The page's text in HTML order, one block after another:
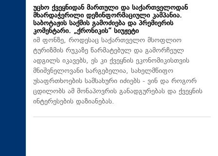
უცხო ქვეყნიდან მართული და საქართველოდან
მხარდაჭერილი დეზინფორმაციული კამპანია.
საბოტაჟის საქმის გამოძიება და პრემიერის
კომენტარი. „ქრონიკის“ სიუჟეტი
იმ ფონზე, როდესაც საქართველო მსოფლიო
ტურიზმის რუკაზე წარმატებულ და გამორჩეულ
ადგილს იკავებს, ეს კი ქვეყნის ეკონომიკისთვის
მნიშვნელოვანი სარგებელია, სახელმწიფო
უსაფრთხოების სამსახური იძიებს - ვინ და როგორ
ცდილობს ამ მონაპოვრის განადგურებას და ქვეყნის
ინტერესების დაზიანებას.